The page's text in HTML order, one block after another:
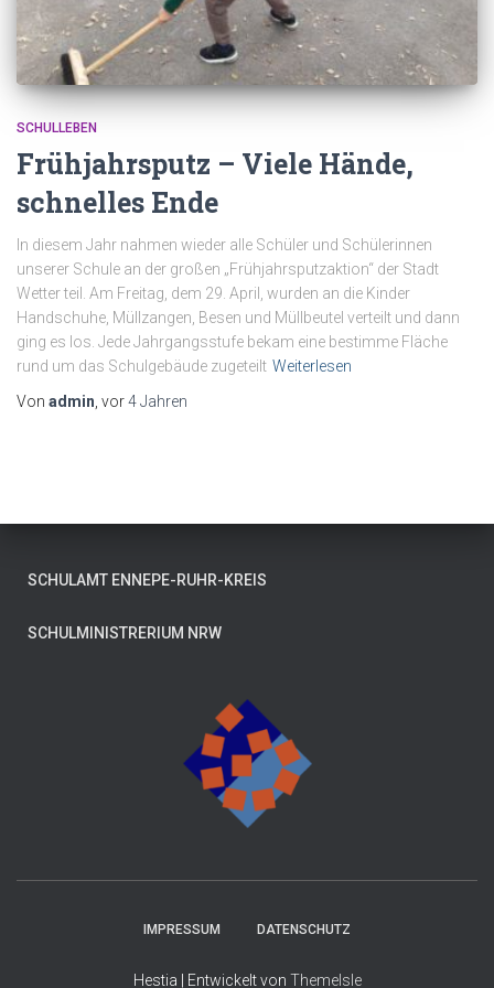
SCHULLEBEN
Frühjahrsputz – Viele Hände,
schnelles Ende
In diesem Jahr nahmen wieder alle Schüler und Schülerinnen
unserer Schule an der großen „Frühjahrsputzaktion“ der Stadt
Wetter teil. Am Freitag, dem 29. April, wurden an die Kinder
Handschuhe, Müllzangen, Besen und Müllbeutel verteilt und dann
ging es los. Jede Jahrgangsstufe bekam eine bestimme Fläche
rund um das Schulgebäude zugeteilt Weiterlesen
Von admin , vor4 Jahren
SCHULAMT ENNEPE-RUHR-KREIS
SCHULMINISTRERIUM NRW
IMPRESSUM DATENSCHUTZ
Hestia | Entwickelt von ThemeIsle